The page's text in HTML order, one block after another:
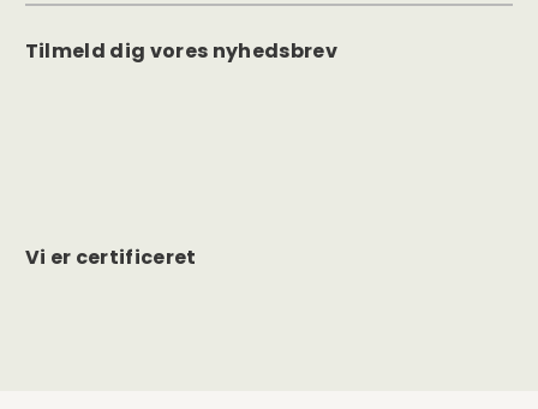
Tilmeld dig vores nyhedsbrev
Vi er certificeret